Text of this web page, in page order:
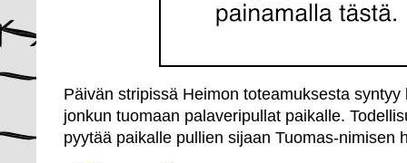
Päivän stripissä Heimon toteamuksesta
jonkun tuomaan palaveripullat paikalle.
pyytää paikalle pullien sijaan Tuomas-nimisen